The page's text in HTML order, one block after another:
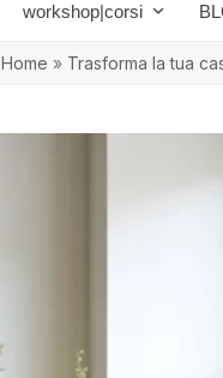
workshop|corsi
Home » Trasforma la tua